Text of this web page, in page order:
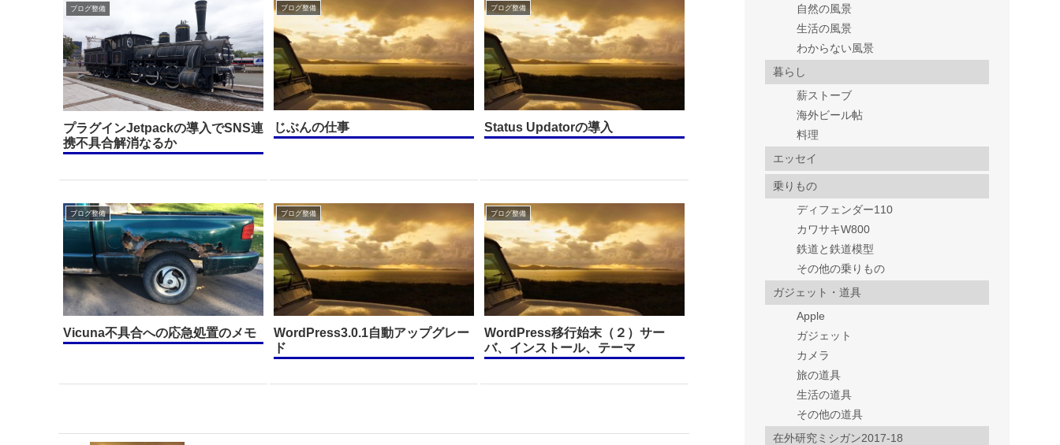
ブログ整備
プラグインJetpackの導入でSNS連
携不具合解消なるか
ブログ整備
じぶんの仕事
ブログ整備
Status Updatorの導入
ブログ整備
Vicuna不具合への応急処置のメモ
ブログ整備
WordPress3.0.1自動アップグレー
ド
ブログ整備
WordPress移行始末（２）サー
バ、インストール、テーマ
自然の風景
生活の風景
わからない風景
暮らし
薪ストーブ
海外ビール帖
料理
エッセイ
乗りもの
ディフェンダー110
カワサキW800
鉄道と鉄道模型
その他の乗りもの
ガジェット・道具
Apple
ガジェット
カメラ
旅の道具
生活の道具
その他の道具
在外研究ミシガン2017-18